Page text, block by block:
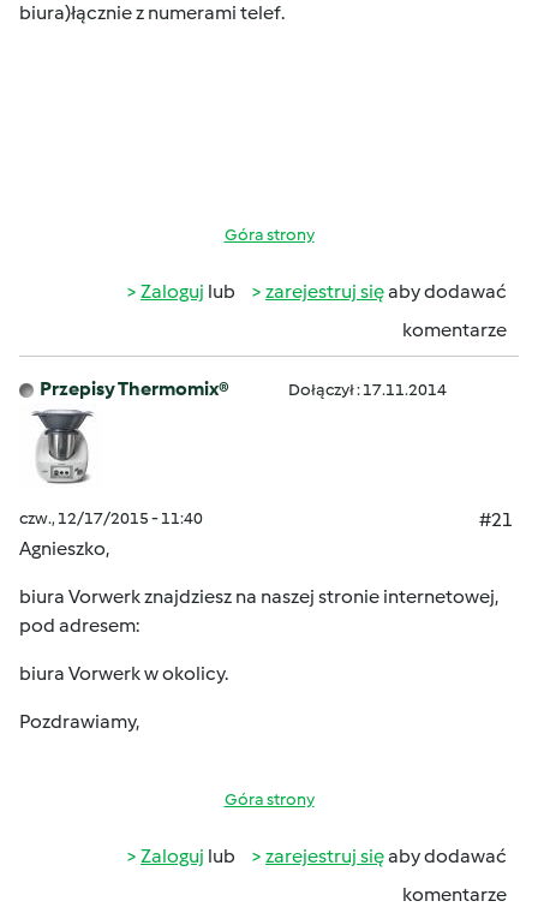
biura)łącznie z numerami telef.
Góra strony
Zaloguj lub zarejestruj sięaby dodawać
komentarze
Przepisy Thermomix® Dołączył : 17.11.2014
czw., 12/17/2015 - 11:40
#21
Agnieszko,
biura Vorwerk znajdziesz na naszej stronie internetowej,
pod adresem:
biura Vorwerk w okolicy.
Pozdrawiamy,
Góra strony
Zaloguj lub zarejestruj sięaby dodawać
komentarze